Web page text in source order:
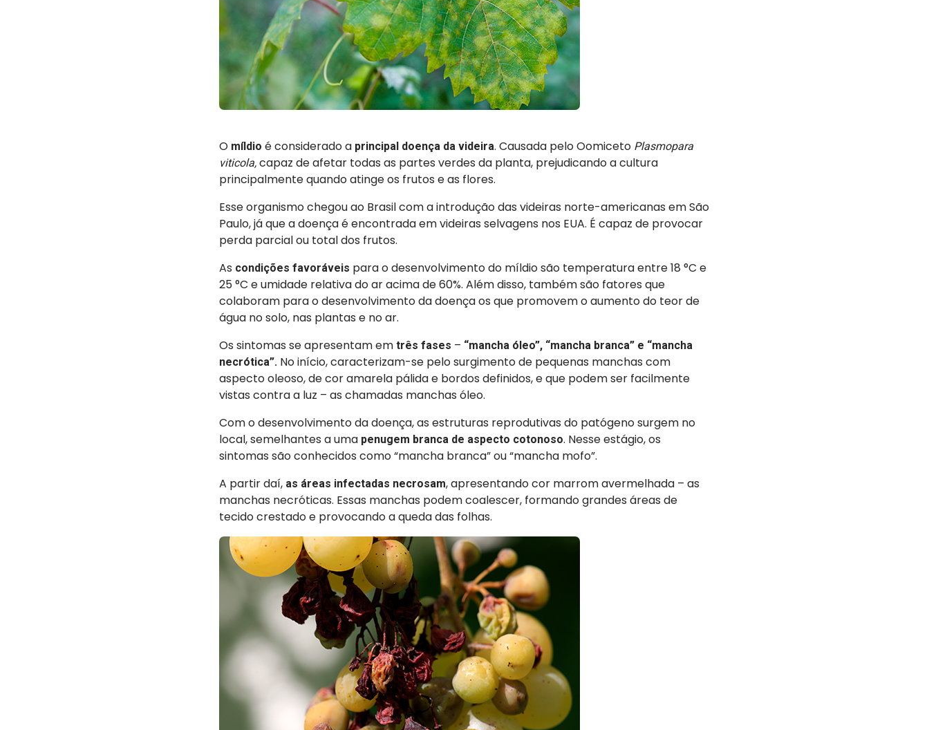
O míldio é considerado a principal doença da videira. Causada pelo Oomiceto Plasmopara
viticola,capaz de afetar todas as partes verdes da planta, prejudicando a cultura
principalmente quando atinge os frutos e as flores.
Esse organismo chegou ao Brasil com a introdução das videiras norte-americanas em São
Paulo, já que a doença é encontrada em videiras selvagens nos EUA. É capaz de provocar
perda parcial ou total dos frutos.
As condições favoráveis para o desenvolvimento do míldio são temperatura entre 18 °C e
25 °C e umidade relativa do ar acima de 60%. Além disso, também são fatores que
colaboram para o desenvolvimento da doença os que promovem o aumento do teor de
água no solo, nas plantas e no ar.
Os sintomas se apresentam emtrês fases – “mancha óleo”, “mancha branca” e “mancha
necrótica”.No início, caracterizam-se pelo surgimento de pequenas manchas com
aspecto oleoso, de cor amarela pálida e bordos definidos, e que podem ser facilmente
vistas contra a luz – as chamadas manchas óleo.
Com o desenvolvimento da doença, as estruturas reprodutivas do patógeno surgem no
local, semelhantes a uma penugem branca de aspecto cotonoso. Nesse estágio, os
sintomas são conhecidos como “mancha branca” ou “mancha mofo”.
A partir daí, as áreas infectadas necrosam, apresentando cor marrom avermelhada – as
manchas necróticas. Essas manchas podem coalescer, formando grandes áreas de
tecido crestado e provocando a queda das folhas.